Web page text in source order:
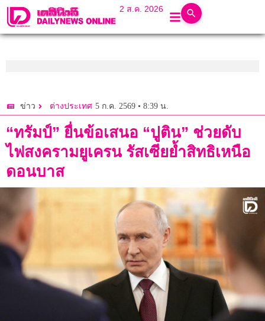
2 ส.ค. 2026
ข่าว ต่างประเทศ 5 ก.ค. 2569 • 8:39 น.
“ทรัมป์” ยื่นข้อเสนอ “ปูติน” ช่วยดับ
ไฟสงครามยูเครน รัสเซียย้ำสิทธิเหนือ
ดอนบาส